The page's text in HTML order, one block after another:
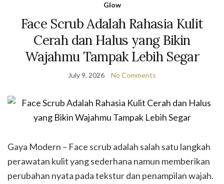
Glow
Face Scrub Adalah Rahasia Kulit
Cerah dan Halus yang Bikin
Wajahmu Tampak Lebih Segar
July 9, 2026 No Comments
Gaya Modern – Face scrub adalah salah satu langkah
perawatan kulit yang sederhana namun memberikan
perubahan nyata pada tekstur dan penampilan wajah.